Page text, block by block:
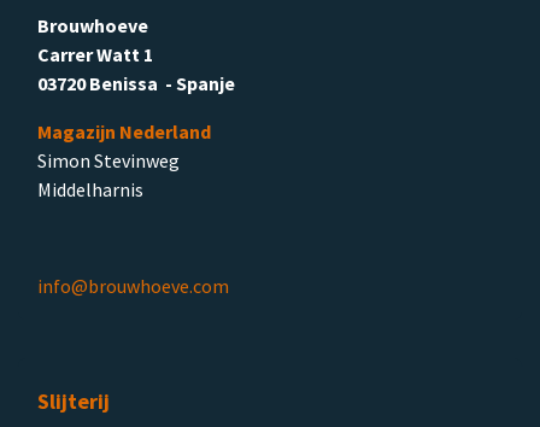
Brouwhoeve
Carrer Watt 1
03720 Benissa - Spanje
Magazijn Nederland
Simon Stevinweg
Middelharnis
info@brouwhoeve.com
Slijterij